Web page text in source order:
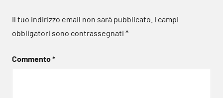
Il tuo indirizzo email non sarà pubblicato. I campi
obbligatori sono contrassegnati *
Commento*